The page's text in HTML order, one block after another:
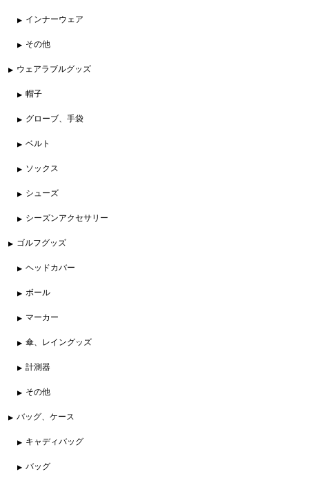
インナーウェア
その他
ウェアラブルグッズ
帽子
グローブ、手袋
ベルト
ソックス
シューズ
シーズンアクセサリー
ゴルフグッズ
ヘッドカバー
ボール
マーカー
傘、レイングッズ
計測器
その他
バッグ、ケース
キャディバッグ
バッグ